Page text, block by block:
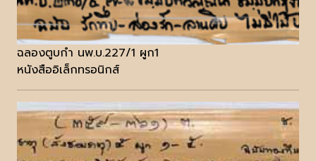
ฉลองตูบกำ นพ.บ.227/1 ผูก1
หนังสืออิเล็กทรอนิกส์